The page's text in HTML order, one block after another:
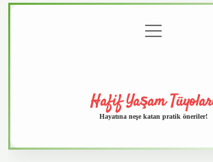
menüyü
aç
Hafif Yaşam
Hayatına neşe katan pratik öneriler!